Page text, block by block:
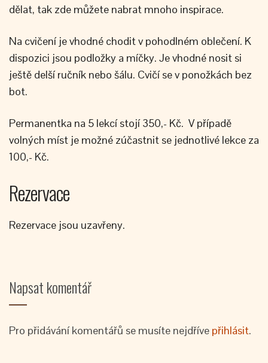
dělat, tak zde můžete nabrat mnoho inspirace.
Na cvičení je vhodné chodit v pohodlném oblečení. K
dispozici jsou podložky a míčky. Je vhodné nosit si
ještě delší ručník nebo šálu. Cvičí se v ponožkách bez
bot.
Permanentka na 5 lekcí stojí 350,- Kč. V případě
volných míst je možné zúčastnit se jednotlivé lekce za
100,- Kč.
Rezervace
Rezervace jsou uzavřeny.
Napsat komentář
Pro přidávání komentářů se musíte nejdříve přihlásit.